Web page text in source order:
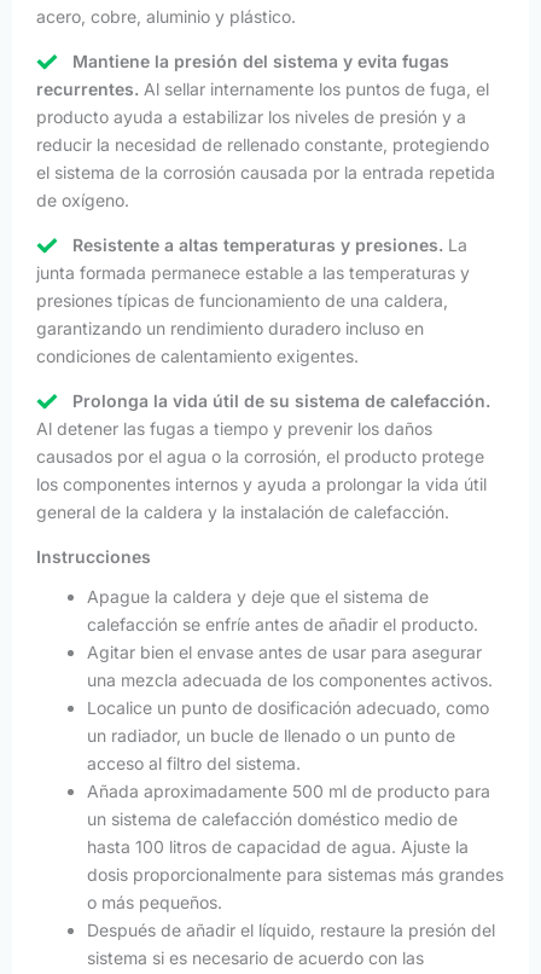
acero, cobre, aluminio y plástico.
Mantiene la presión del sistema y evita fugas
recurrentes. Al sellar internamente los puntos de fuga, el
producto ayuda a estabilizar los niveles de presión y a
reducir la necesidad de rellenado constante, protegiendo
el sistema de la corrosión causada por la entrada repetida
de oxígeno.
Resistente a altas temperaturas y presiones. La
junta formada permanece estable a las temperaturas y
presiones típicas de funcionamiento de una caldera,
garantizando un rendimiento duradero incluso en
condiciones de calentamiento exigentes.
Prolonga la vida útil de su sistema de calefacción.
Al detener las fugas a tiempo y prevenir los daños
causados por el agua o la corrosión, el producto protege
los componentes internos y ayuda a prolongar la vida útil
general de la caldera y la instalación de calefacción.
Instrucciones
Apague la caldera y deje que el sistema de
calefacción se enfríe antes de añadir el producto.
Agitar bien el envase antes de usar para asegurar
una mezcla adecuada de los componentes activos.
Localice un punto de dosificación adecuado, como
un radiador, un bucle de llenado o un punto de
acceso al filtro del sistema.
Añada aproximadamente 500 ml de producto para
un sistema de calefacción doméstico medio de
hasta 100 litros de capacidad de agua. Ajuste la
dosis proporcionalmente para sistemas más grandes
o más pequeños.
Después de añadir el líquido, restaure la presión del
sistema si es necesario de acuerdo con las